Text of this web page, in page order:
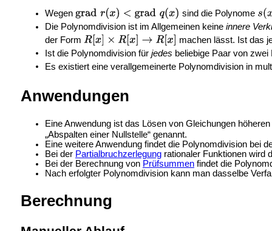
Wegen
sind die Polynome
Die Polynomdivision ist im Allgemeinen keine innere
der Form
machen lässt. Ist das
Ist die Polynomdivision für jedes beliebige Paar von
Es existiert eine verallgemeinerte Polynomdivision in
Anwendungen
Eine Anwendung ist das Lösen von Gleichungen höheren
„Abspalten einer Nullstelle“ genannt.
Eine weitere Anwendung findet die Polynomdivision bei
Bei der Partialbruchzerlegungrationaler Funktionen wird
Bei der Berechnung von Prüfsummenfindet die
Nach erfolgter Polynomdivision kann man dasselbe
Berechnung